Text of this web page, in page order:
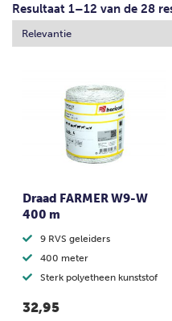
Resultaat 1–12 van de 28
Draad FARMER W9-W
400 m
9 RVS geleiders
400 meter
Sterk polyetheen kunststof
32,95